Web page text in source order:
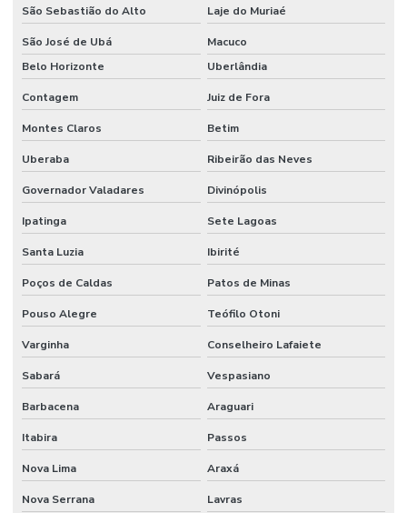
São Sebastião do Alto Laje do Muriaé
São José de Ubá
Macuco
Belo Horizonte
Uberlândia
Contagem Juiz de Fora
Montes Claros Betim
Uberaba Ribeirão das Neves
Governador Valadares Divinópolis
Ipatinga Sete Lagoas
Santa Luzia Ibirité
Poços de Caldas Patos de Minas
Pouso Alegre Teófilo Otoni
Varginha Conselheiro Lafaiete
Sabará Vespasiano
Barbacena Araguari
Itabira Passos
Nova Lima Araxá
Nova Serrana Lavras